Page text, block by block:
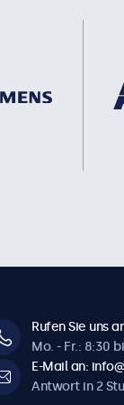
Rufen Sie uns
Mo. - Fr.: 8:30
E-Mail an:
Antwort in 2